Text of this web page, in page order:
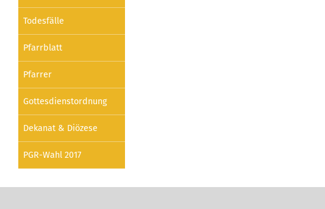
Todesfälle
Pfarrblatt
Pfarrer
Gottesdienstordnung
Dekanat & Diözese
PGR-Wahl 2017